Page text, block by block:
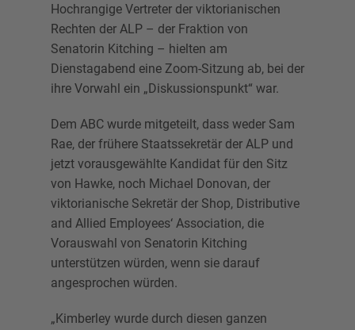
Hochrangige Vertreter der viktorianischen
Rechten der ALP – der Fraktion von
Senatorin Kitching – hielten am
Dienstagabend eine Zoom-Sitzung ab, bei der
ihre Vorwahl ein „Diskussionspunkt“ war.
Dem ABC wurde mitgeteilt, dass weder Sam
Rae, der frühere Staatssekretär der ALP und
jetzt vorausgewählte Kandidat für den Sitz
von Hawke, noch Michael Donovan, der
viktorianische Sekretär der Shop, Distributive
and Allied Employees‘ Association, die
Vorauswahl von Senatorin Kitching
unterstützen würden, wenn sie darauf
angesprochen würden.
„Kimberley wurde durch diesen ganzen